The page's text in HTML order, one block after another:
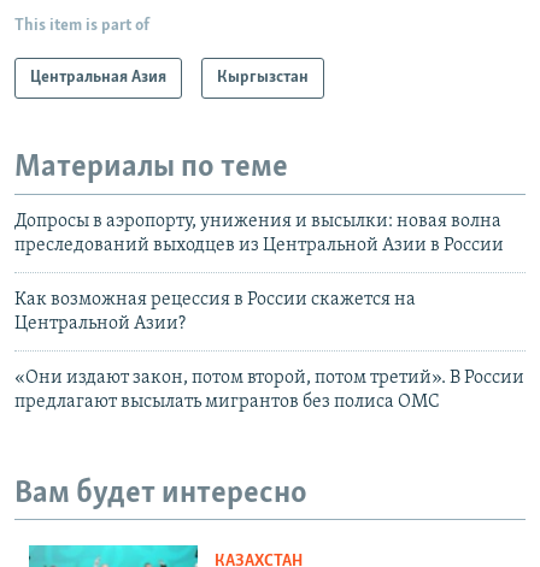
This item is part of
Центральная Азия Кыргызстан
Материалы по теме
Допросы в аэропорту, унижения и высылки: новая волна
преследований выходцев из Центральной Азии в России
Как возможная рецессия в России скажется на
Центральной Азии?
«Они издают закон, потом второй, потом третий». В России
предлагают высылать мигрантов без полиса ОМС
Вам будет интересно
КАЗАХСТАН